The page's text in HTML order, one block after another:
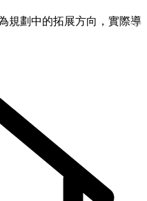
規劃中的拓展方向，實際導